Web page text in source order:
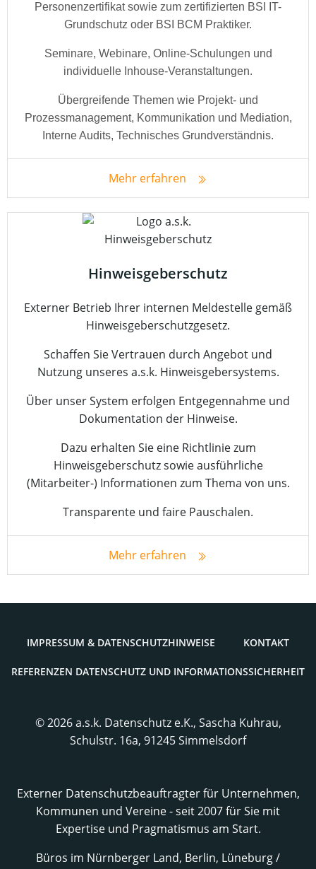
Personenzertifikat sowie zum zertifizierten BSI IT-
Grundschutz oder BSI BCM Praktiker.
Seminare, Webinare, Online-Schulungen und
individuelle Inhouse-Veranstaltungen.
Übergreifende Themen wie Projekt- und
Prozessmanagement, Kommunikation und Mediation,
Interne Audits, Technisches Grundverständnis.
Mehr erfahren
Hinweisgeberschutz
Externer Betrieb Ihrer internen Meldestelle gemäß
Hinweisgeberschutzgesetz.
Schaffen Sie Vertrauen durch Angebot und
Nutzung unseres a.s.k. Hinweisgebersystems.
Über unser System erfolgen Entgegennahme und
Dokumentation der Hinweise.
Dazu erhalten Sie eine Richtlinie zum
Hinweisgeberschutz sowie ausführliche
(Mitarbeiter-) Informationen zum Thema von uns.
Transparente und faire Pauschalen.
Mehr erfahren
IMPRES­SUM & DATENSCHUTZHINWEISE KON­TAKT
REFE­REN­ZEN DATEN­SCHUTZ UND INFORMATIONSSICHERHEIT
© 2026 a.s.k. Datenschutz e.K., Sascha Kuhrau,
Schulstr. 16a, 91245 Simmelsdorf
Externer Datenschutzbeauftragter für Unternehmen,
Kommunen und Vereine - seit 2007 für Sie mit
Expertise und Pragmatismus am Start.
Büros im Nürnberger Land, Berlin, Lüneburg /